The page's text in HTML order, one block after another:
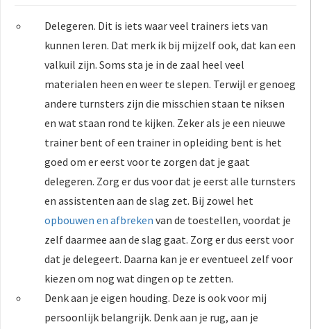
Delegeren. Dit is iets waar veel trainers iets van
kunnen leren. Dat merk ik bij mijzelf ook, dat kan een
valkuil zijn. Soms sta je in de zaal heel veel
materialen heen en weer te slepen. Terwijl er genoeg
andere turnsters zijn die misschien staan te niksen
en wat staan rond te kijken. Zeker als je een nieuwe
trainer bent of een trainer in opleiding bent is het
goed om er eerst voor te zorgen dat je gaat
delegeren. Zorg er dus voor dat je eerst alle turnsters
en assistenten aan de slag zet. Bij zowel het
opbouwen en afbreken van de toestellen, voordat je
zelf daarmee aan de slag gaat. Zorg er dus eerst voor
dat je delegeert. Daarna kan je er eventueel zelf voor
kiezen om nog wat dingen op te zetten.
Denk aan je eigen houding. Deze is ook voor mij
persoonlijk belangrijk. Denk aan je rug, aan je